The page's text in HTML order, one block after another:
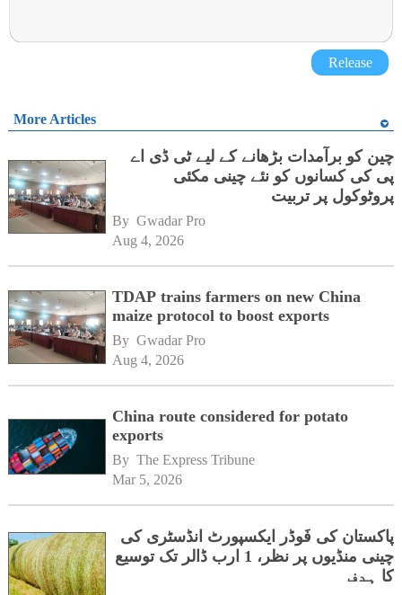
Release
More Articles
چین کو برآمدات بڑھانے کے لیے ٹی ڈی اے
پی کی کسانوں کو نئے چینی مکئی
پروٹوکول پر تربیت
By Gwadar Pro
Aug 4, 2026
TDAP trains farmers on new China
maize protocol to boost exports
By Gwadar Pro
Aug 4, 2026
China route considered for potato
exports
By The Express Tribune
Mar 5, 2026
پاکستان کی فَوڈر ایکسپورٹ انڈسٹری کی
چینی منڈیوں پر نظر، 1 ارب ڈالر تک توسیع
کا ہدف